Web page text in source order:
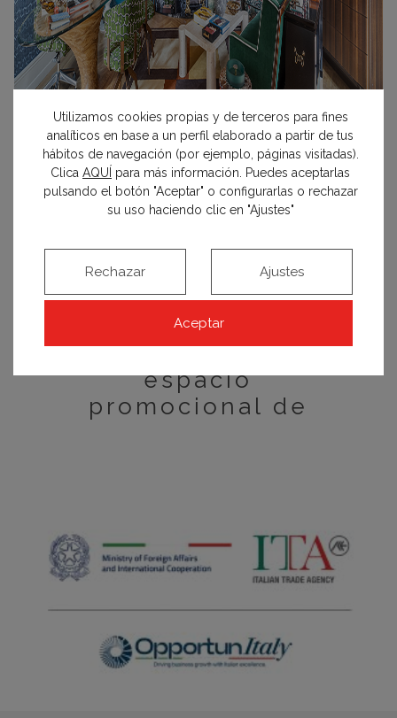
Pincha en el botón rojo para ir a la página de empresa
espacio
promocional de
Utilizamos cookies propias y de terceros para fines
analíticos en base a un perfil elaborado a partir de tus
hábitos de navegación (por ejemplo, páginas visitadas).
Clica AQUÍ para más información. Puedes aceptarlas
pulsando el botón "Aceptar" o configurarlas o rechazar
su uso haciendo clic en "Ajustes"
Aceptar
Rechazar Ajustes